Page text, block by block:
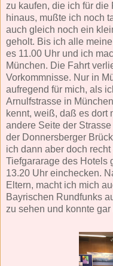
zu kaufen, die ich für
hinaus, mußte ich noch
auch gleich noch ein
geholt. Bis ich alle
es 11.00 Uhr und ich
München. Die Fahrt
Vorkommnisse. Nur in
aufregend für mich, als
Arnulfstrasse in
kennt, weiß, daß es dort
andere Seite der
der Donnersberger
ich dann aber doch
Tiefgararage des Hotels
13.20 Uhr einchecken.
Eltern, macht ich mich
Bayrischen Rundfunks
zu sehen und konnte